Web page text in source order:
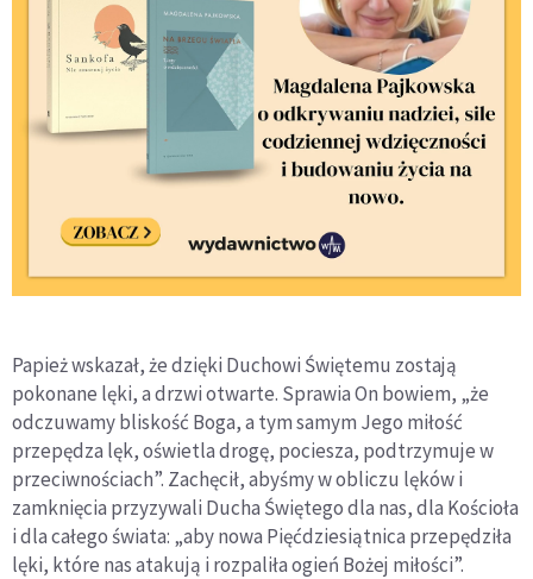
Papież wskazał, że dzięki Duchowi Świętemu zostają
pokonane lęki, a drzwi otwarte. Sprawia On bowiem, „że
odczuwamy bliskość Boga, a tym samym Jego miłość
przepędza lęk, oświetla drogę, pociesza, podtrzymuje w
przeciwnościach”. Zachęcił, abyśmy w obliczu lęków i
zamknięcia przyzywali Ducha Świętego dla nas, dla Kościoła
i dla całego świata: „aby nowa Pięćdziesiątnica przepędziła
lęki, które nas atakują i rozpaliła ogień Bożej miłości”.